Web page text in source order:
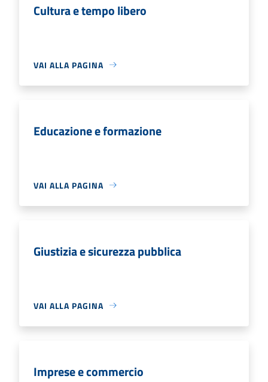
Cultura e tempo libero
VAI ALLA PAGINA
Educazione e formazione
VAI ALLA PAGINA
Giustizia e sicurezza pubblica
VAI ALLA PAGINA
Imprese e commercio